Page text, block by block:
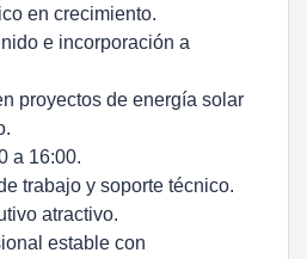
en crecimiento.
e incorporación a
proyectos de energía solar
a 16:00.
trabajo y soporte técnico.
atractivo.
estable con